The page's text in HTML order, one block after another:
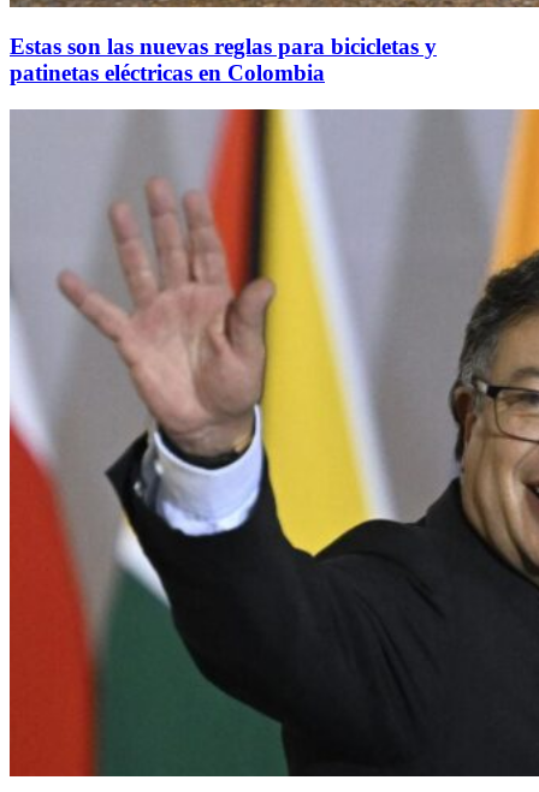
Estas son las nuevas reglas para bicicletas y
patinetas eléctricas en Colombia